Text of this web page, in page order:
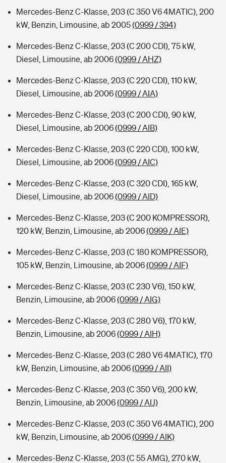
Mercedes-Benz C-Klasse, 203 (C 350 V6 4MATIC), 200
kW, Benzin, Limousine, ab 2005(0999 / 394)
Mercedes-Benz C-Klasse, 203 (C 200 CDI), 75 kW,
Diesel, Limousine, ab 2006(0999 / AHZ)
Mercedes-Benz C-Klasse, 203 (C 220 CDI), 110 kW,
Diesel, Limousine, ab 2006(0999 / AIA)
Mercedes-Benz C-Klasse, 203 (C 200 CDI), 90 kW,
Diesel, Limousine, ab 2006(0999 / AIB)
Mercedes-Benz C-Klasse, 203 (C 220 CDI), 100 kW,
Diesel, Limousine, ab 2006(0999 / AIC)
Mercedes-Benz C-Klasse, 203 (C 320 CDI), 165 kW,
Diesel, Limousine, ab 2006(0999 / AID)
Mercedes-Benz C-Klasse, 203 (C 200 KOMPRESSOR),
120 kW, Benzin, Limousine, ab 2006(0999 / AIE)
Mercedes-Benz C-Klasse, 203 (C 180 KOMPRESSOR),
105 kW, Benzin, Limousine, ab 2006(0999 / AIF)
Mercedes-Benz C-Klasse, 203 (C 230 V6), 150 kW,
Benzin, Limousine, ab 2006(0999 / AIG)
Mercedes-Benz C-Klasse, 203 (C 280 V6), 170 kW,
Benzin, Limousine, ab 2006(0999 / AIH)
Mercedes-Benz C-Klasse, 203 (C 280 V6 4MATIC), 170
kW, Benzin, Limousine, ab 2006(0999 / AII)
Mercedes-Benz C-Klasse, 203 (C 350 V6), 200 kW,
Benzin, Limousine, ab 2006(0999 / AIJ)
Mercedes-Benz C-Klasse, 203 (C 350 V6 4MATIC), 200
kW, Benzin, Limousine, ab 2006(0999 / AIK)
Mercedes-Benz C-Klasse, 203 (C 55 AMG), 270 kW,